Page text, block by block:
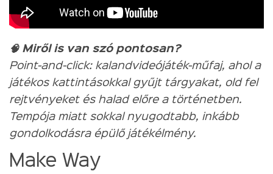
🧠 Miről is van szó pontosan?
Point-and-click: kalandvideójáték-műfaj, ahol a
játékos kattintásokkal gyűjt tárgyakat, old fel
rejtvényeket és halad előre a történetben.
Tempója miatt sokkal nyugodtabb, inkább
gondolkodásra épülő játékélmény.
Make Way